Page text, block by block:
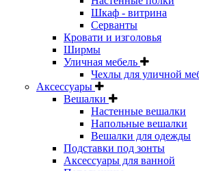
Шкаф - витрина
Серванты
Кровати и изголовья
Ширмы
Уличная мебель
Чехлы для уличной
Аксессуары
Вешалки
Настенные вешалки
Напольные вешалки
Вешалки для одежды
Подставки под зонты
Аксессуары для ванной